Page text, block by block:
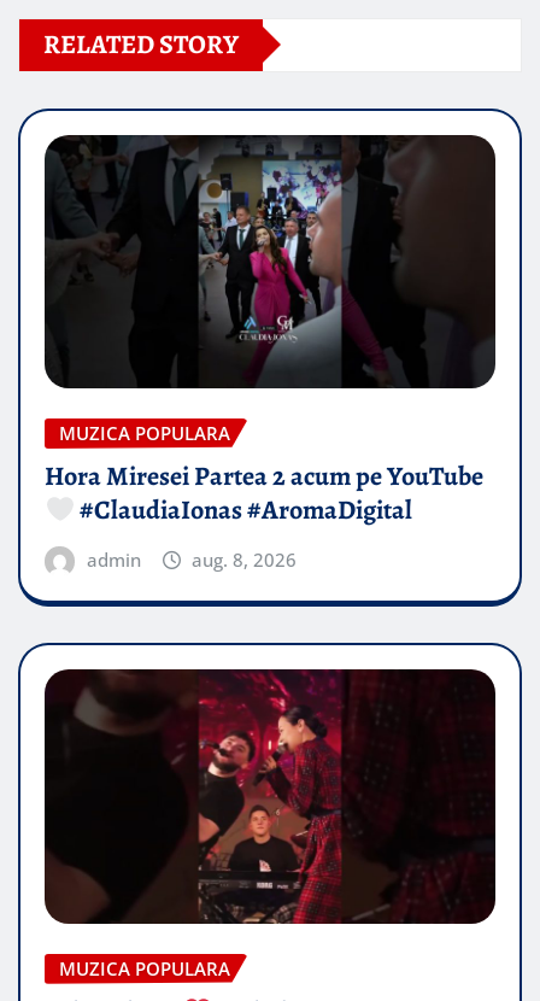
RELATED STORY
MUZICA POPULARA
Hora Miresei Partea 2 acum pe YouTube
#ClaudiaIonas #AromaDigital
admin aug. 8, 2026
MUZICA POPULARA